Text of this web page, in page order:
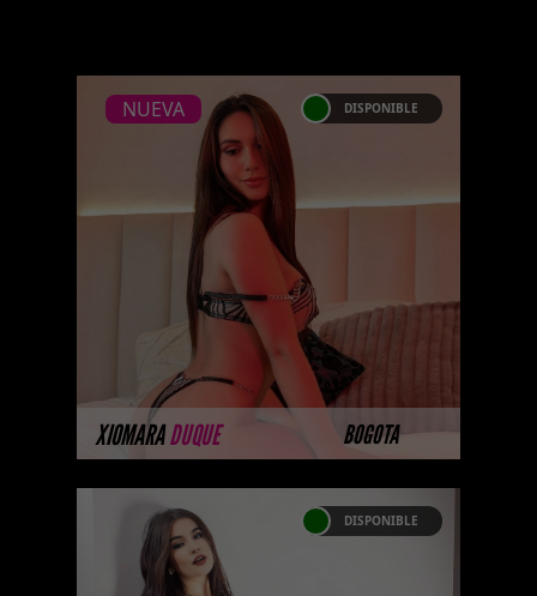
XIOMARADUQUE BOGOTA
NUEVA DISPONIBLE
XIOMARA DUQUE NUEVA
Próximamente.... Algunas de
nuestras modelos aún no tienen
imágenes disponibles en la web
porque están completando su
sesión ...
MÁS INFORMACIÓN
DISPONIBLE
VENECIA ROJAS